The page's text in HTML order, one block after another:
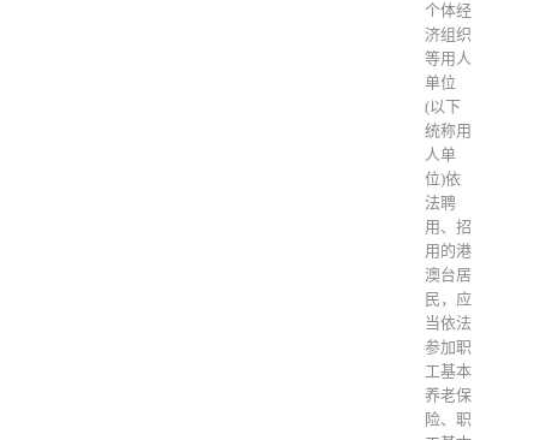
个体经
济组织
等用人
单位
(以下
统称用
人单
位)依
法聘
用、招
用的港
澳台居
民，应
当依法
参加职
工基本
养老保
险、职